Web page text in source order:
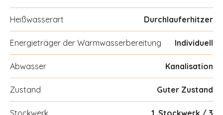
Heißwasserart Durchlauferhitzer
Energieträger der Warmwasserbereitung Individuell
Abwasser Kanalisation
Zustand Guter Zustand
Stockwerk 1. Stockwerk / 3